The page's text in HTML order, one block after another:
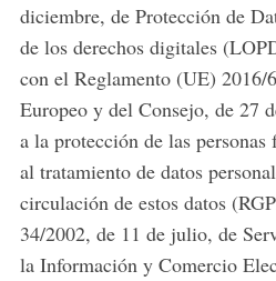
diciembre, de Protección de
de los derechos digitales
con el Reglamento (UE) 2016/
Europeo y del Consejo, de 27
a la protección de las
al tratamiento de datos
circulación de estos datos
34/2002, de 11 de julio, de
la Información y Comercio